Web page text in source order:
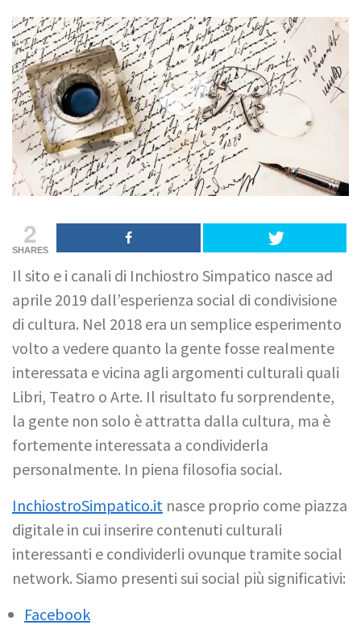
2
SHARES
Il sito e i canali di Inchiostro Simpatico nasce ad
aprile 2019 dall’esperienza social di condivisione
di cultura. Nel 2018 era un semplice esperimento
volto a vedere quanto la gente fosse realmente
interessata e vicina agli argomenti culturali quali
Libri, Teatro o Arte. Il risultato fu sorprendente,
la gente non solo è attratta dalla cultura, ma è
fortemente interessata a condividerla
personalmente. In piena filosofia social.
InchiostroSimpatico.it nasce proprio come piazza
digitale in cui inserire contenuti culturali
interessanti e condividerli ovunque tramite social
network. Siamo presenti sui social più significativi:
Facebook